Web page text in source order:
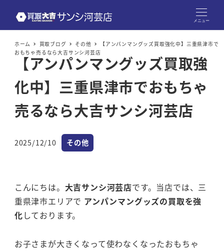
メニュー
ホーム 買取ブログ その他
【アンパンマングッズ買取強化中】三重県津市で
おもちゃ売るなら大吉サンシ河芸店
【アンパンマングッズ買取強
化中】三重県津市でおもちゃ
売るなら大吉サンシ河芸店
投稿日
2025/12/10 カテゴリー
その他
こんにちは。 大吉サンシ河芸店です。当店では、三
重県津市エリアで アンパンマングッズの買取を強
化しております。
お子さまが大きくなって使わなくなったおもちゃ